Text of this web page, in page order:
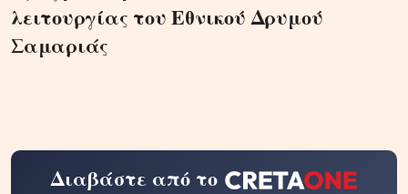
λειτουργίας του Εθνικού Δρυμού
Σαμαριάς
Διαβάστε από το